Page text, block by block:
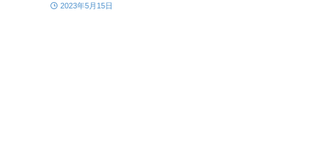
2023年5月15日